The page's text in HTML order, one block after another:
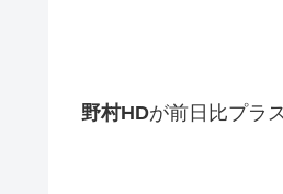
野村HDが前日比プラ